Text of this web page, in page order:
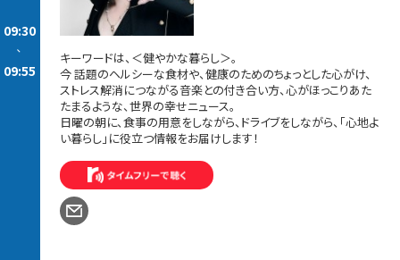
09:30
-
09:55
キーワードは、＜健やかな暮らし＞。
今 話題のヘルシーな食材や、健康のためのちょっとした心がけ、
ストレス解消につながる音楽との付き合い方、心がほっこりあた
たまるような、世界の幸せニュース。
日曜の朝に、食事の用意をしながら、ドライブをしながら、「心地よ
い暮らし」に役立つ情報をお届けします！